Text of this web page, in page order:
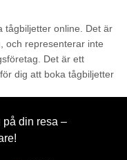
tågbiljetter online. Det är
och representerar inte
Det är ett
dig att boka tågbiljetter
på din resa –